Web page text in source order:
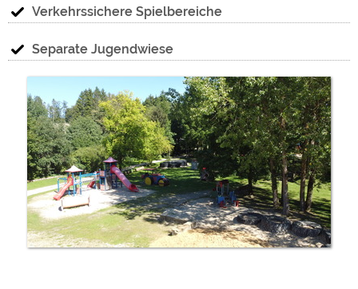
Verkehrssichere Spielbereiche
Separate Jugendwiese